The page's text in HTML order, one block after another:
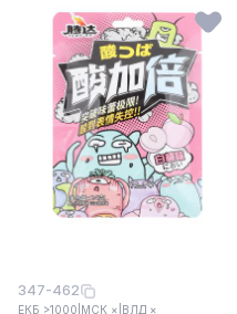
347-462
ЕКБ >1000 МСК × ВЛД ×